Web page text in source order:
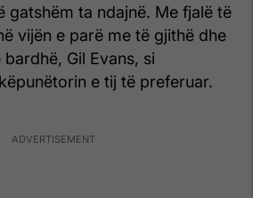
gatshëm ta ndajnë. Me fjalë të
vijën e parë me të gjithë dhe
Gil Evans, si
e tij të preferuar.